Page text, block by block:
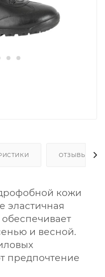
ОТЗЫВЫ
кожи
эластичная
обеспечивает
и весной.
предпочтение